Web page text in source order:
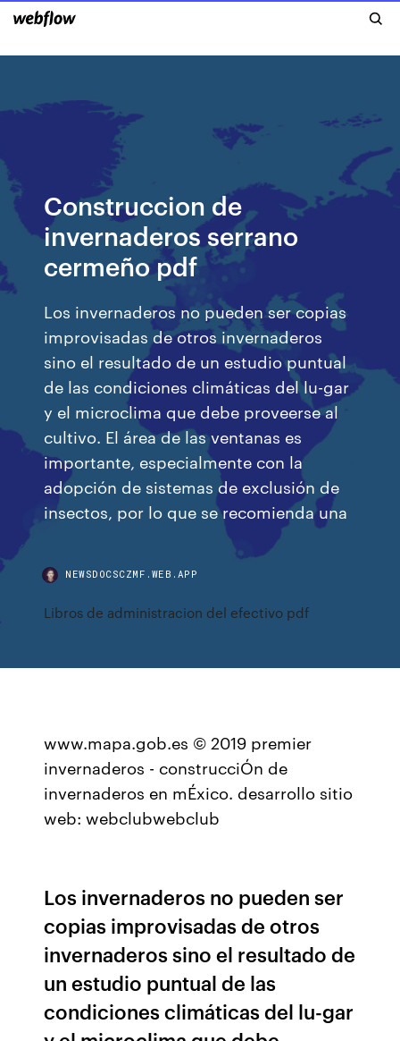
Construccion de
invernaderos serrano
cermeño pdf
Los invernaderos no pueden ser copias
improvisadas de otros invernaderos
sino el resultado de un estudio puntual
de las condiciones climáticas del lu-gar
y el microclima que debe proveerse al
cultivo. El área de las ventanas es
importante, especialmente con la
adopción de sistemas de exclusión de
insectos, por lo que se recomienda una
NEWSDOCSCZMF.WEB.APP
Libros de administracion del efectivo pdf
www.mapa.gob.es © 2019 premier
invernaderos - construcciÓn de
invernaderos en mÉxico. desarrollo sitio
web: webclubwebclub
Los invernaderos no pueden ser
copias improvisadas de otros
invernaderos sino el resultado de
un estudio puntual de las
condiciones climáticas del lu-gar